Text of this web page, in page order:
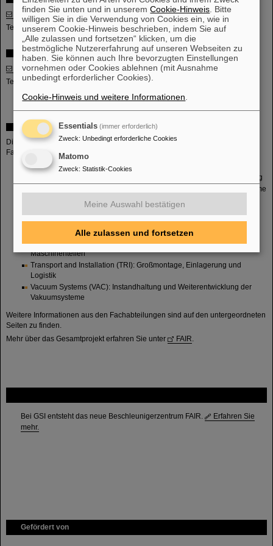
Bei GSI entsteht das neue Beschleunigerzentrum FAIR.
Erfahren Sie
mehr.
Gefördert von
Marc Wengenroth
Tel: +49 6159 71 1472
Assistenz der Fachbereichleitung
Agathe Kiel-Demartial
Tel: +49 6159 71 3442
Organisationseinheiten
Die vielfältigen Aufgaben und Kompetenzen sind innerhalb Commons auf 7
Fachabteilungen verteilt:
Beam Diagnostics (BEA): Strahldiagnose und Instrumentierung
Cryogenics (CRY): Kälteanlagen einschließlich der Heliumversorgung
Electric Power Systems (EPS): Elektrische Energie­ver­sorgungs­systeme
Engineering (ENG): interner Dienstleister mit Mechanical Design
(MDS), Mechanical Integration (MIN), sowie Normal Conducting
Magnets (NCM) mit dem Alignment
High Energy Beam Transport (HEB): verantwortlich für den Teil der
Hochenergie­strahlführung zwischen den einzelnen FAIR
Maschinenteilen
Transport and Installation (TRI): Großmontage, Einlagerung und
Logistik
Vacuum Systems (VAC): Instandhaltung und Weiterentwicklung der
Vakuumsysteme
Weitere Informationen aus den Fachabteilungen sind auf den untergeordneten
Seiten zu finden.
Mehr über das Gesamtprojekt erfahren Sie unter
FAIR.
finden Sie unten und in unseremCookie-Hinweis . Bitte
willigen Sie in die Verwendung von Cookies ein, wie in
unserem Cookie-Hinweis beschrieben, indem Sie auf
„Alle zulassen und fortsetzen“ klicken, um die
bestmögliche Nutzererfahrung auf unseren Webseiten zu
haben. Sie können auch Ihre bevorzugten Einstellungen
vornehmen oder Cookies ablehnen (mit Ausnahme
unbedingt erforderlicher Cookies).
Cookie-Hinweis und weitere Informationen
Essentials (immer erforderlich)
Zweck: Unbedingt erforderliche Cookies
Matomo
Zweck: Statistik-Cookies
Meine Auswahl bestätigen
Alle zulassen und fortsetzen